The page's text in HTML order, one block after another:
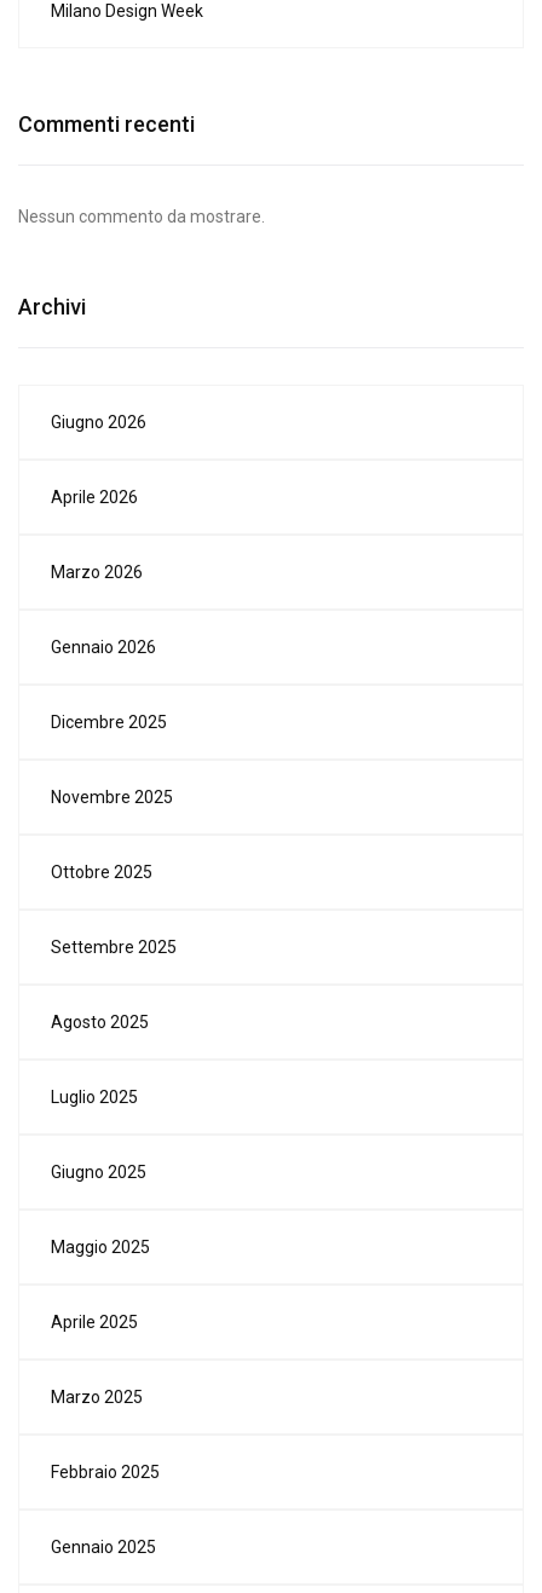
Milano Design Week
Commenti recenti
Nessun commento da mostrare.
Archivi
Giugno 2026
Aprile 2026
Marzo 2026
Gennaio 2026
Dicembre 2025
Novembre 2025
Ottobre 2025
Settembre 2025
Agosto 2025
Luglio 2025
Giugno 2025
Maggio 2025
Aprile 2025
Marzo 2025
Febbraio 2025
Gennaio 2025